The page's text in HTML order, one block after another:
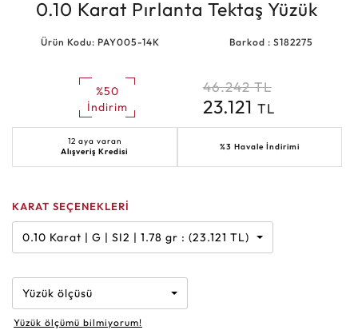
0.10 Karat Pırlanta Tektaş Yüzük
Ürün Kodu: PAY005-14K Barkod : S182275
%50
İndirim
46.242 TL
23.121 TL
12 aya varan
Alışveriş Kredisi
%3 Havale İndirimi
KARAT SEÇENEKLERİ
0.10 Karat | G | SI2 | 1.78 gr : (23.121 TL)
Yüzük ölçüsü
Yüzük ölçümü bilmiyorum!